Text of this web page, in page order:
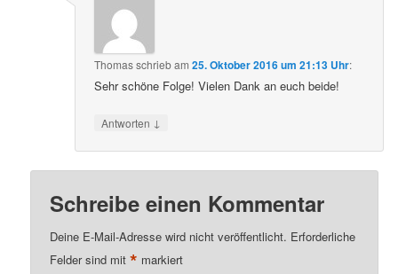
Thomasschriebam25. Oktober 2016 um 21:13 Uhr:
Sehr schöne Folge! Vielen Dank an euch beide!
Antworten ↓
Schreibe einen Kommentar
Deine E-Mail-Adresse wird nicht veröffentlicht. Erforderliche
Felder sind mit* markiert